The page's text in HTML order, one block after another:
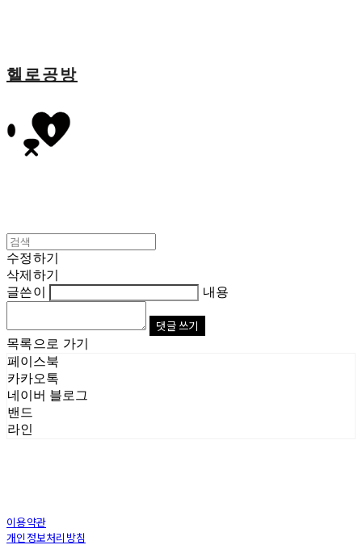
헬로공방
수정하기
삭제하기
글쓴이
내용
댓글 쓰기
목록으로 가기
페이스북
카카오톡
네이버 블로그
밴드
라인
이용약관
개인정보처리방침